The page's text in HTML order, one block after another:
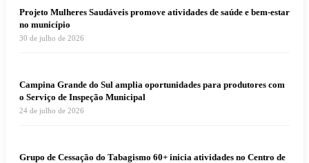
Projeto Mulheres Saudáveis promove atividades de saúde e bem-estar
no município
30 de julho de 2026
Campina Grande do Sul amplia oportunidades para produtores com
o Serviço de Inspeção Municipal
24 de julho de 2026
Grupo de Cessação do Tabagismo 60+ inicia atividades no Centro de